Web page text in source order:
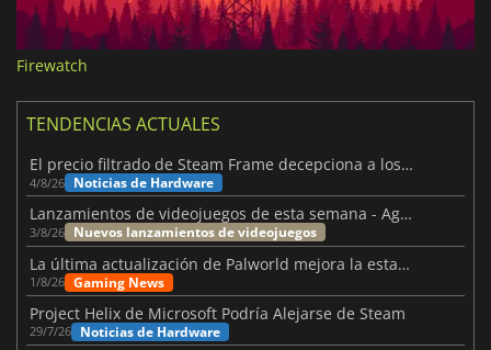
Firewatch
TENDENCIAS ACTUALES
El precio filtrado de Steam Frame decepciona a los usuarios
4/8/26 Noticias de Hardware
Lanzamientos de videojuegos de esta semana - Agosto de 2026 (semana 32)
3/8/26 Nuevos lanzamientos de videojuegos
La última actualización de Palworld mejora la estabilidad
1/8/26 Gaming News
Project Helix de Microsoft Podría Alejarse de Steam
29/7/26 Noticias de Hardware